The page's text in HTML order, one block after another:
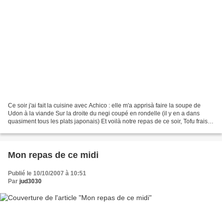
Ce soir j'ai fait la cuisine avec Achico : elle m'a apprisà faire la soupe de
Udon à la viande Sur la droite du negi coupé en rondelle (il y en a dans
quasiment tous les plats japonais) Et voilà notre repas de ce soir, Tofu frais
Mon repas de ce midi
Publié le 10/10/2007 à 10:51
Par jud3030